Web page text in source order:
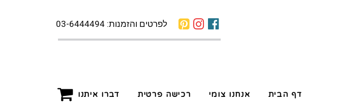
לפרטים והזמנות: 03-6444494
דף הבית אנחנו צומי רכישה פרטית דברו איתנו